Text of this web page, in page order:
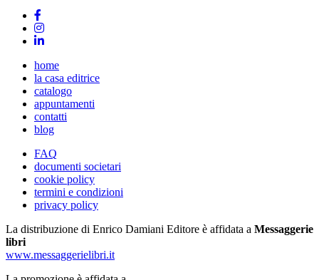
home
la casa editrice
catalogo
appuntamenti
contatti
blog
FAQ
documenti societari
cookie policy
termini e condizioni
privacy policy
La distribuzione di Enrico Damiani Editore è affidata a Messaggerie
libri
www.messaggerielibri.it